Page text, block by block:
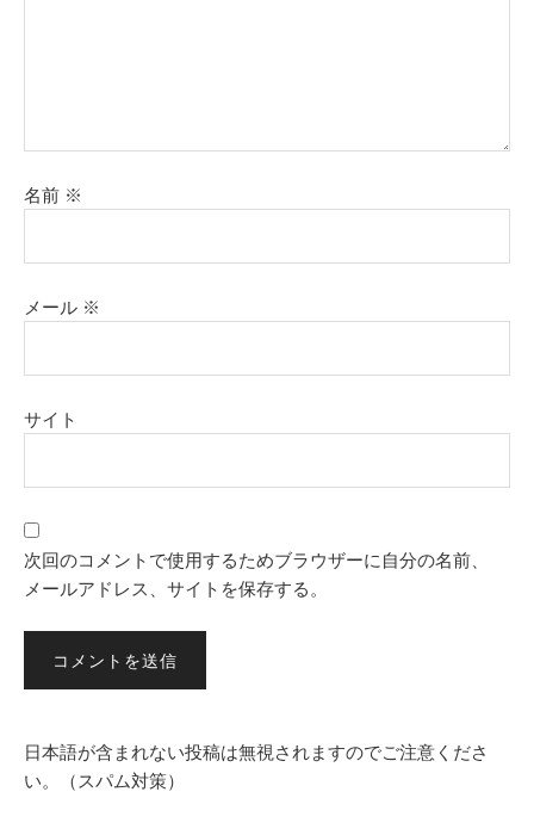
名前 ※
メール ※
サイト
次回のコメントで使用するためブラウザーに自分の名前、
メールアドレス、サイトを保存する。
日本語が含まれない投稿は無視されますのでご注意くださ
い。（スパム対策）